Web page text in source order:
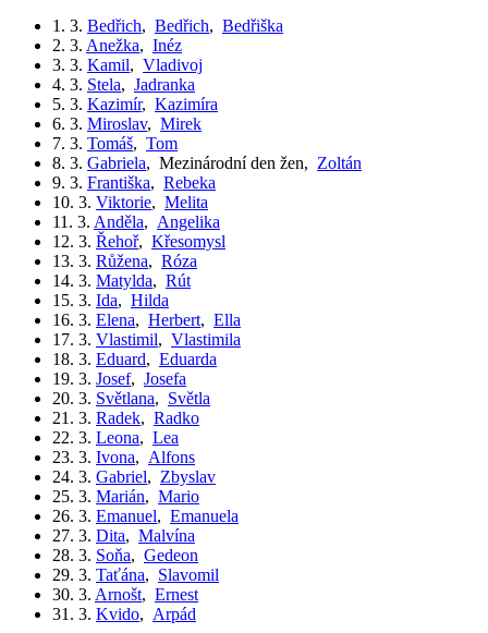
1. 3. Bedřich, Bedřich, Bedřiška
2. 3. Anežka, Inéz
3. 3. Kamil, Vladivoj
4. 3. Stela, Jadranka
5. 3. Kazimír, Kazimíra
6. 3. Miroslav, Mirek
7. 3. Tomáš, Tom
8. 3. Gabriela, Mezinárodní den žen, Zoltán
9. 3. Františka, Rebeka
10. 3. Viktorie, Melita
11. 3. Anděla, Angelika
12. 3. Řehoř, Křesomysl
13. 3. Růžena, Róza
14. 3. Matylda, Rút
15. 3. Ida, Hilda
16. 3. Elena, Herbert, Ella
17. 3. Vlastimil, Vlastimila
18. 3. Eduard, Eduarda
19. 3. Josef, Josefa
20. 3. Světlana, Světla
21. 3. Radek, Radko
22. 3. Leona, Lea
23. 3. Ivona, Alfons
24. 3. Gabriel, Zbyslav
25. 3. Marián, Mario
26. 3. Emanuel, Emanuela
27. 3. Dita, Malvína
28. 3. Soňa, Gedeon
29. 3. Taťána, Slavomil
30. 3. Arnošt, Ernest
31. 3. Kvido, Arpád